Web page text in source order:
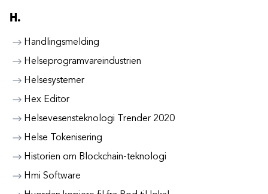
H.
Handlingsmelding
Helseprogramvareindustrien
Helsesystemer
Hex Editor
Helsevesensteknologi Trender 2020
Helse Tokenisering
Historien om Blockchain-teknologi
Hmi Software